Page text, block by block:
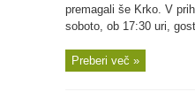
premagali še Krko. V
soboto, ob 17:30 uri,
Preberi več »